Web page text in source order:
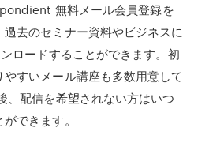
無料メール会員登録を
過去のセミナー資料やビジネスに
ロードすることができます。初
すいメール講座も多数用意して
、配信を希望されない方はいつ
できます。